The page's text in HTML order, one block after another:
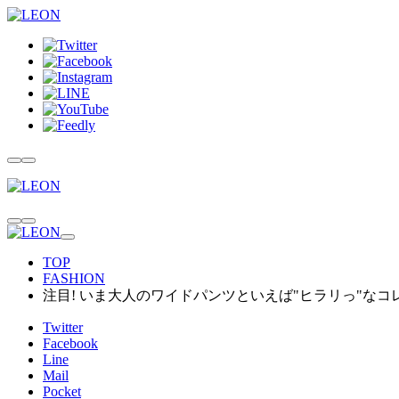
TOP
FASHION
注目! いま大人のワイドパンツといえば"ヒラリっ"なコ
Twitter
Facebook
Line
Mail
Pocket